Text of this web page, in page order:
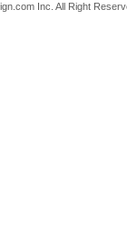
Inc. All Right